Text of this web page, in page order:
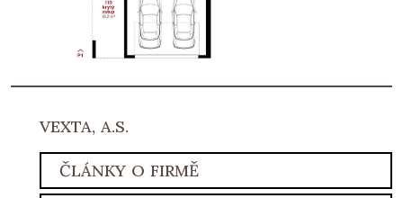
VEXTA, A.S.
ČLÁNKY O FIRMĚ